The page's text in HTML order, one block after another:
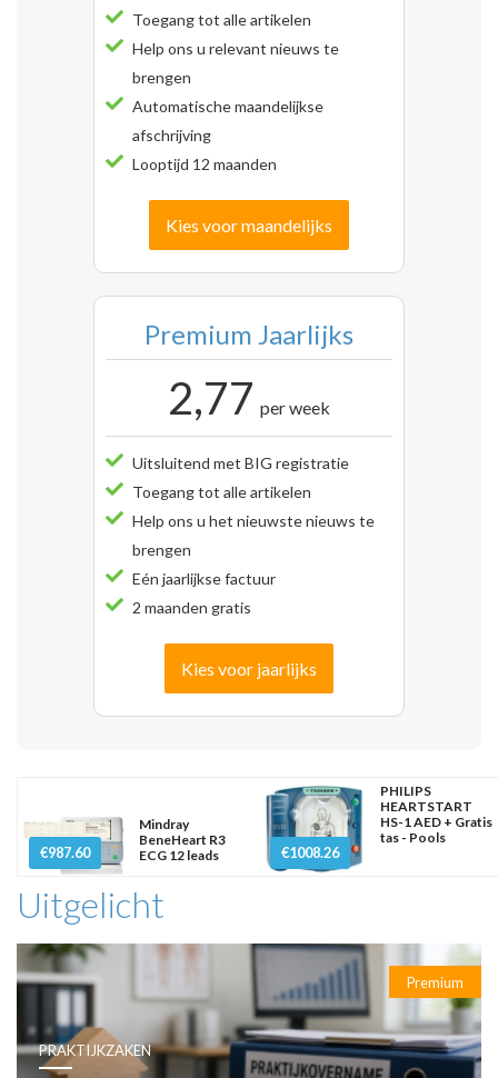
Toegang tot alle artikelen
Help ons u relevant nieuws te
brengen
Automatische maandelijkse
afschrijving
Looptijd 12 maanden
Kies voor maandelijks
Premium Jaarlijks
2,77 per week
Uitsluitend met BIG registratie
Toegang tot alle artikelen
Help ons u het nieuwste nieuws te
brengen
Eén jaarlijkse factuur
2 maanden gratis
Kies voor jaarlijks
€987.60
Mindray
BeneHeart R3
ECG 12 leads
€1008.26
PHILIPS
HEARTSTART
HS-1 AED + Gratis
tas - Pools
Uitgelicht
Premium
PRAKTIJKZAKEN